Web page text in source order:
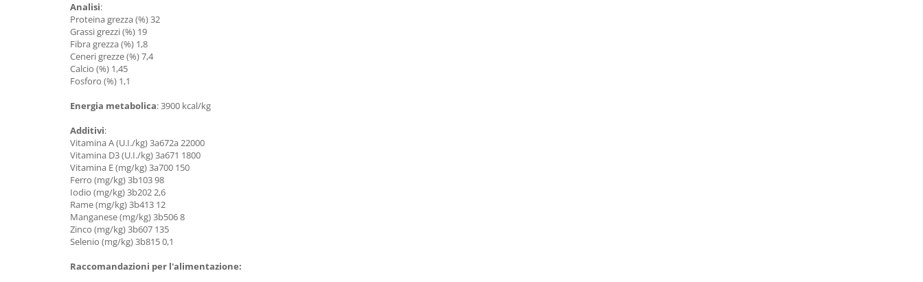
Analisi:
Proteina grezza (%) 32
Grassi grezzi (%) 19
Fibra grezza (%) 1,8
Ceneri grezze (%) 7,4
Calcio (%) 1,45
Fosforo (%) 1,1
Energia metabolica: 3900 kcal/kg
Additivi:
Vitamina A (U.I./kg) 3a672a 22000
Vitamina D3 (U.I./kg) 3a671 1800
Vitamina E (mg/kg) 3a700 150
Ferro (mg/kg) 3b103 98
Iodio (mg/kg) 3b202 2,6
Rame (mg/kg) 3b413 12
Manganese (mg/kg) 3b506 8
Zinco (mg/kg) 3b607 135
Selenio (mg/kg) 3b815 0,1
Raccomandazioni per l'alimentazione: